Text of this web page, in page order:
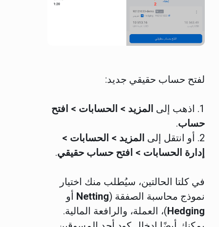
لفتح حساب حقيقي جديد:
1. اذهب إلى
المزيد > الحسابات > افتح
حساب.
2. أو انتقل إلى
المزيد > الحسابات >
إدارة الحسابات > افتح حساب حقيقي.
في كلتا الحالتين، سيُطلب منك اختيار
نموذج محاسبة الصفقة (Netting أو
Hedging)، العملة، والرافعة المالية.